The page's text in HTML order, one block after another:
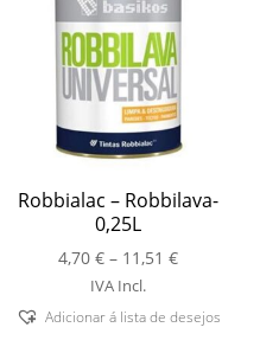
Robbialac – Robbilava-
0,25L
4,70€ – 11,51€Price
4,70 €
through
IVA Incl.
Adicionar á lista de desejos